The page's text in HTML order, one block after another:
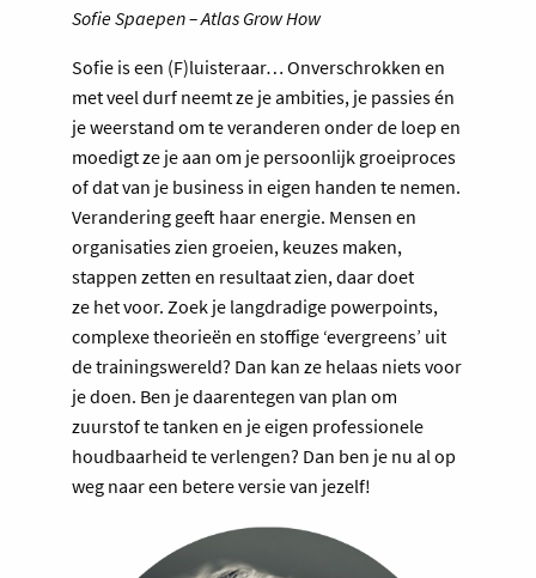
Sofie Spaepen – Atlas Grow How
Sofie is een (F)luisteraar… Onverschrokken en
met veel durf neemt ze je ambities, je passies én
je weerstand om te veranderen onder de loep en
moedigt ze je aan om je persoonlijk groeiproces
of dat van je business in eigen handen te nemen.
Verandering geeft haar energie. Mensen en
organisaties zien groeien, keuzes maken,
stappen zetten en resultaat zien, daar doet
ze het voor. Zoek je langdradige powerpoints,
complexe theorieën en stoffige ‘evergreens’ uit
de trainingswereld? Dan kan ze helaas niets voor
je doen. Ben je daarentegen van plan om
zuurstof te tanken en je eigen professionele
houdbaarheid te verlengen? Dan ben je nu al op
weg naar een betere versie van jezelf!